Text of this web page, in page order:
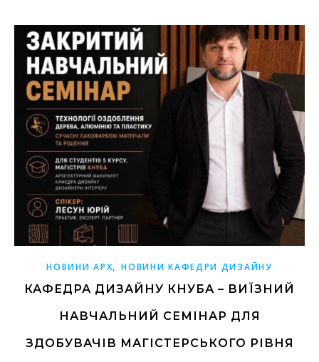
НОВИНИ АРХ,НОВИНИ КАФЕДРИ ДИЗАЙНУ
КАФЕДРА ДИЗАЙНУ КНУБА – ВИЇЗНИЙ
НАВЧАЛЬНИЙ СЕМІНАР ДЛЯ
ЗДОБУВАЧІВ МАГІСТЕРСЬКОГО РІВНЯ